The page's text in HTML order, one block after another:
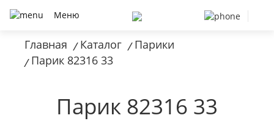
Меню
Главная / Каталог / Парики
/ Парик 82316 33
Парик 82316 33